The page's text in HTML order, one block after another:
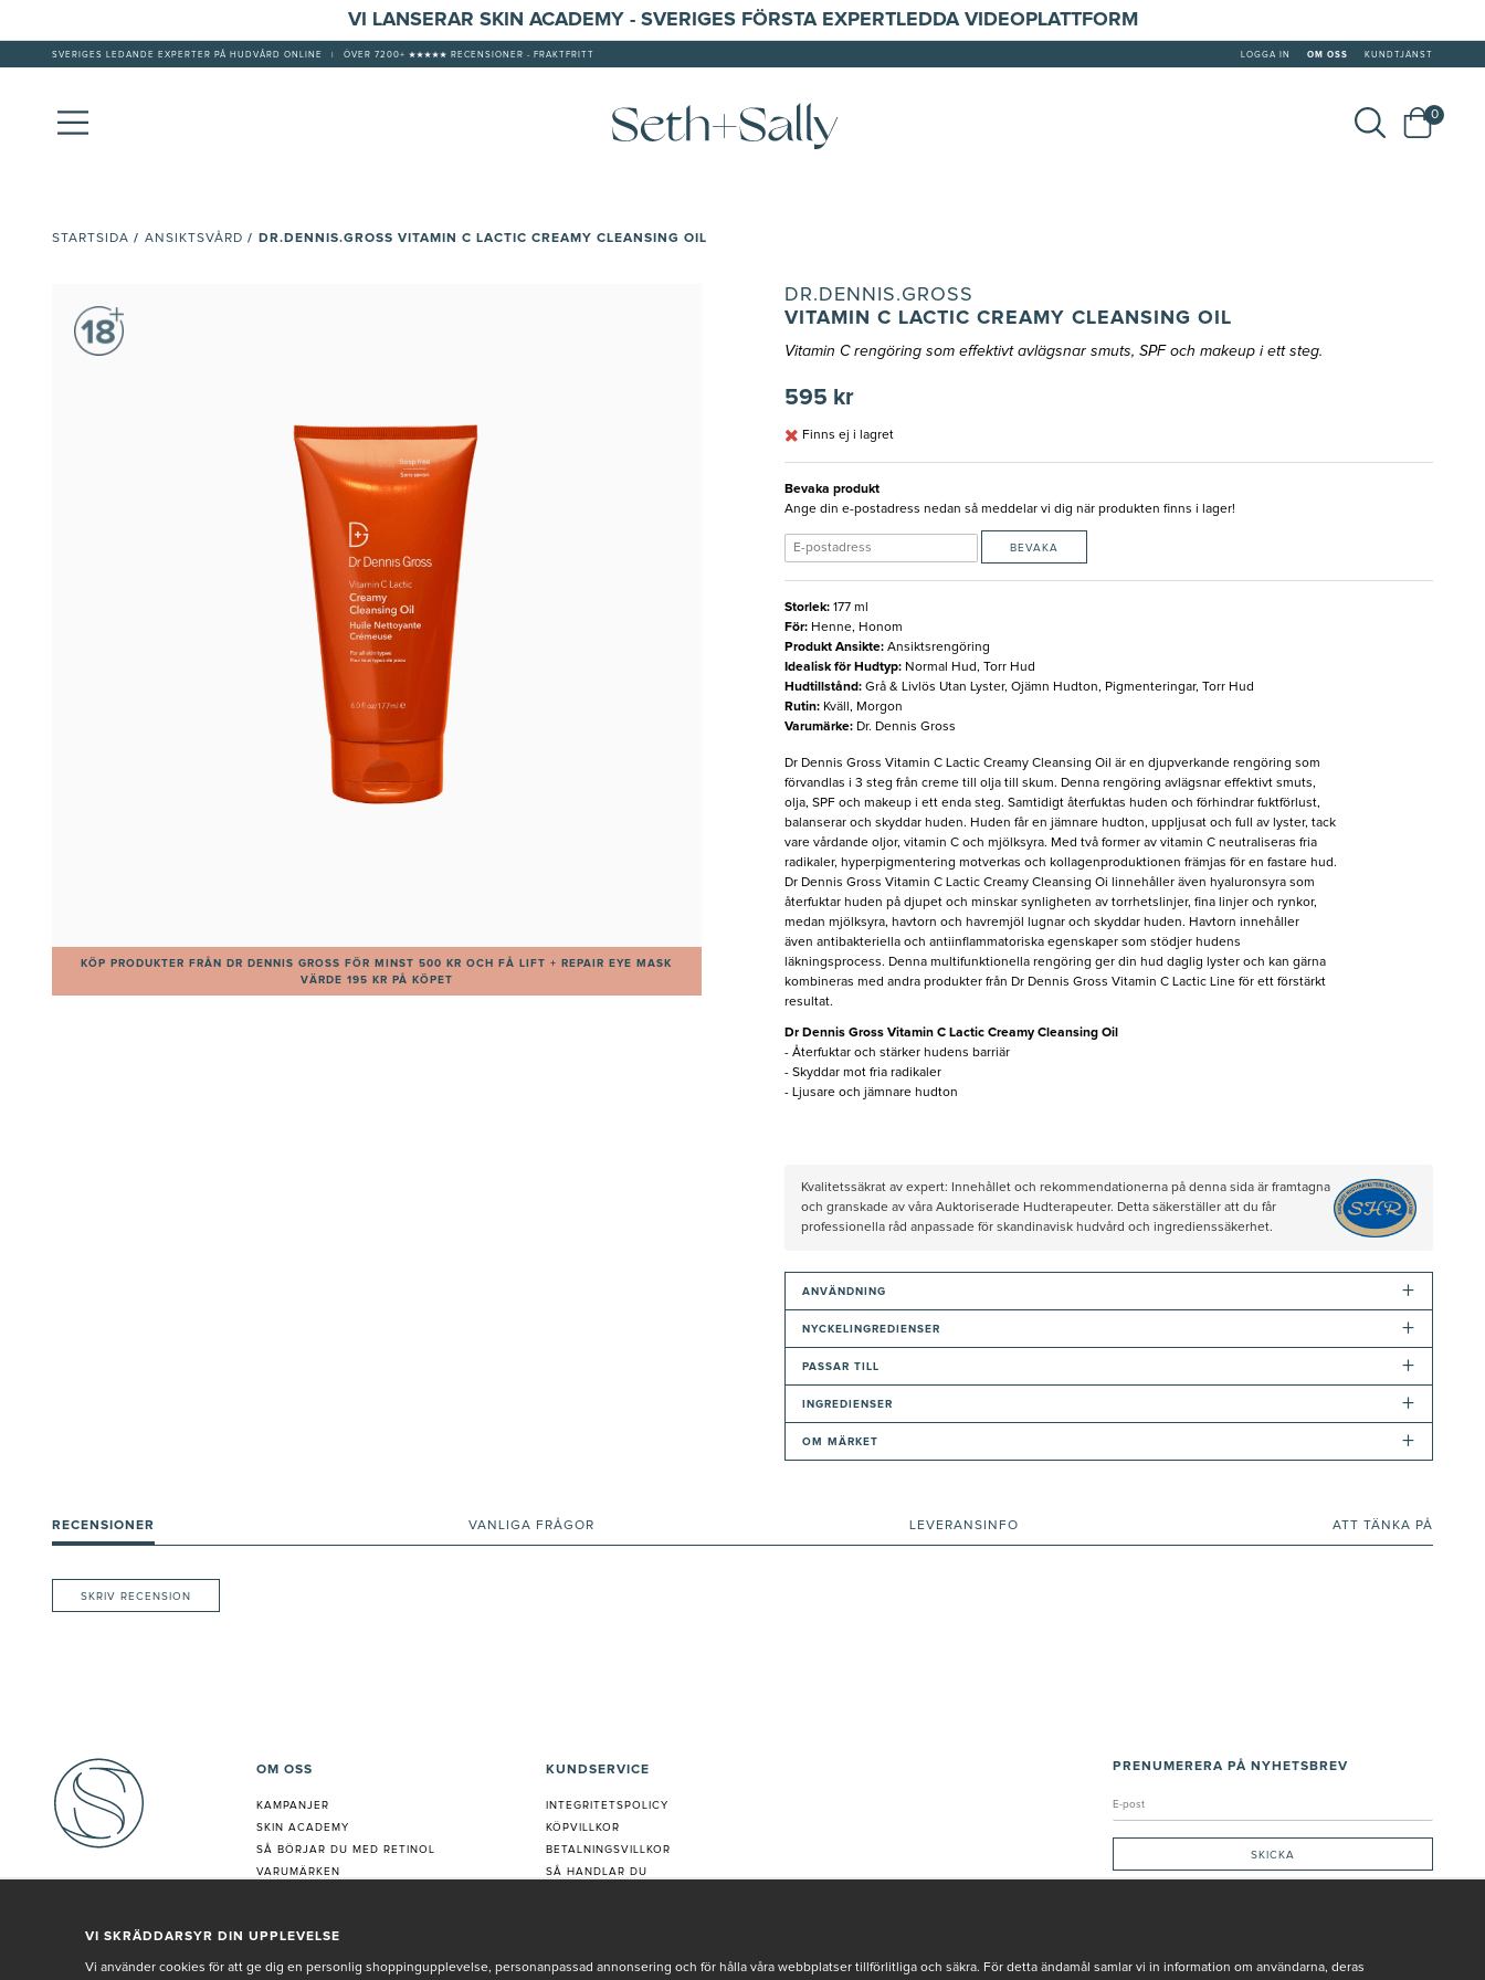
VI LANSERAR SKIN ACADEMY - SVERIGES FÖRSTA EXPERTLEDDA VIDEOPLATTFORM
SVERIGES LEDANDE EXPERTER PÅ HUDVÅRD ONLINE ÖVER 7200+ ★★★★★ RECENSIONER - FRAKTFRITT LOGGA IN OM OSS KUNDTJÄNST
0
STARTSIDA / ANSIKTSVÅRD / DR.DENNIS.GROSS VITAMIN C LACTIC CREAMY CLEANSING OIL
KÖP PRODUKTER FRÅN DR DENNIS GROSS FÖR MINST 500 KR OCH FÅ LIFT + REPAIR EYE MASK
VÄRDE 195 KR PÅ KÖPET
DR.DENNIS.GROSS
VITAMIN C LACTIC CREAMY CLEANSING OIL
Vitamin C rengöring som effektivt avlägsnar smuts, SPF och makeup i ett steg.
595 kr
Finns ej i lagret
Bevaka produkt
Ange din e-postadress nedan så meddelar vi dig när produkten finns i lager!
BEVAKA
Storlek: 177 ml
För: Henne, Honom
Produkt Ansikte: Ansiktsrengöring
Idealisk för Hudtyp: Normal Hud, Torr Hud
Hudtillstånd: Grå & Livlös Utan Lyster, Ojämn Hudton, Pigmenteringar, Torr Hud
Rutin: Kväll, Morgon
Varumärke: Dr. Dennis Gross
Dr Dennis Gross Vitamin C Lactic Creamy Cleansing Oil är en djupverkande rengöring som
förvandlas i 3 steg från creme till olja till skum. Denna rengöring avlägsnar effektivt smuts,
olja, SPF och makeup i ett enda steg. Samtidigt återfuktas huden och förhindrar fuktförlust,
balanserar och skyddar huden. Huden får en jämnare hudton, uppljusat och full av lyster, tack
vare vårdande oljor, vitamin C och mjölksyra. Med två former av vitamin C neutraliseras fria
radikaler, hyperpigmentering motverkas och kollagenproduktionen främjas för en fastare hud.
Dr Dennis Gross Vitamin C Lactic Creamy Cleansing Oi linnehåller även hyaluronsyra som
återfuktar huden på djupet och minskar synligheten av torrhetslinjer, fina linjer och rynkor,
medan mjölksyra, havtorn och havremjöl lugnar och skyddar huden. Havtorn innehåller
även antibakteriella och antiinflammatoriska egenskaper som stödjer hudens
läkningsprocess. Denna multifunktionella rengöring ger din hud daglig lyster och kan gärna
kombineras med andra produkter från Dr Dennis Gross Vitamin C Lactic Line för ett förstärkt
resultat.
Dr Dennis Gross Vitamin C Lactic Creamy Cleansing Oil
- Återfuktar och stärker hudens barriär
- Skyddar mot fria radikaler
- Ljusare och jämnare hudton
Kvalitetssäkrat av expert: Innehållet och rekommendationerna på denna sida är framtagna
och granskade av våra Auktoriserade Hudterapeuter. Detta säkerställer att du får
professionella råd anpassade för skandinavisk hudvård och ingredienssäkerhet.
ANVÄNDNING +
NYCKELINGREDIENSER +
PASSAR TILL +
INGREDIENSER +
OM MÄRKET +
RECENSIONER VANLIGA FRÅGOR LEVERANSINFO ATT TÄNKA PÅ
SKRIV RECENSION
OM OSS
KAMPANJER
SKIN ACADEMY
SÅ BÖRJAR DU MED RETINOL
VARUMÄRKEN
VÅR PERSONAL
KUNDSERVICE
INTEGRITETSPOLICY
KÖPVILLKOR
BETALNINGSVILLKOR
SÅ HANDLAR DU
REKLAMATION
PRENUMERERA PÅ NYHETSBREV
VI SKRÄDDARSYR DIN UPPLEVELSE
Vi använder cookies för att ge dig en personlig shoppingupplevelse, personanpassad annonsering och för hålla våra webbplatser tillförlitliga och säkra. För detta ändamål samlar vi in information om användarna, deras